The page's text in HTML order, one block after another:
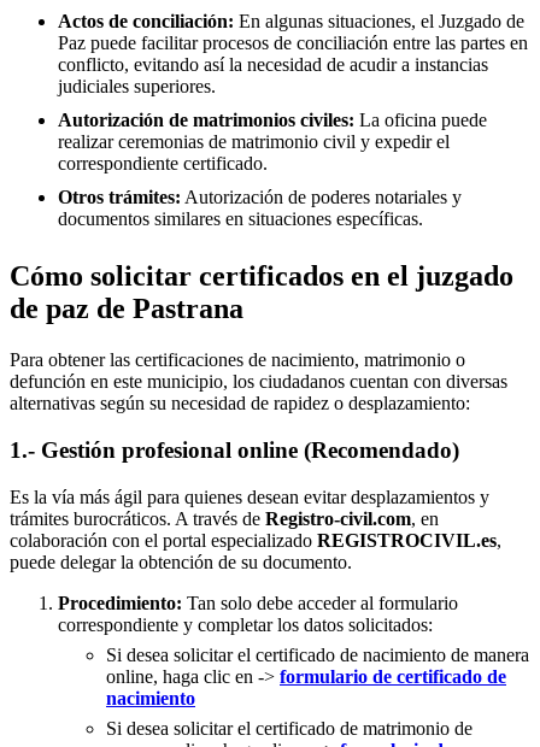
Actos de conciliación: En algunas situaciones, el Juzgado de
Paz puede facilitar procesos de conciliación entre las partes en
conflicto, evitando así la necesidad de acudir a instancias
judiciales superiores.
Autorización de matrimonios civiles: La oficina puede
realizar ceremonias de matrimonio civil y expedir el
correspondiente certificado.
Otros trámites: Autorización de poderes notariales y
documentos similares en situaciones específicas.
Cómo solicitar certificados en el juzgado
de paz de Pastrana
Para obtener las certificaciones de nacimiento, matrimonio o
defunción en este municipio, los ciudadanos cuentan con diversas
alternativas según su necesidad de rapidez o desplazamiento:
1.- Gestión profesional online (Recomendado)
Es la vía más ágil para quienes desean evitar desplazamientos y
trámites burocráticos. A través de Registro-civil.com, en
colaboración con el portal especializado REGISTROCIVIL.es,
puede delegar la obtención de su documento.
Procedimiento: Tan solo debe acceder al formulario
correspondiente y completar los datos solicitados:
Si desea solicitar el certificado de nacimiento de manera
online, haga clic en -> formulario de certificado de
nacimiento
Si desea solicitar el certificado de matrimonio de